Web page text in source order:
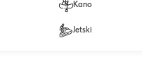
Kano
Jetski